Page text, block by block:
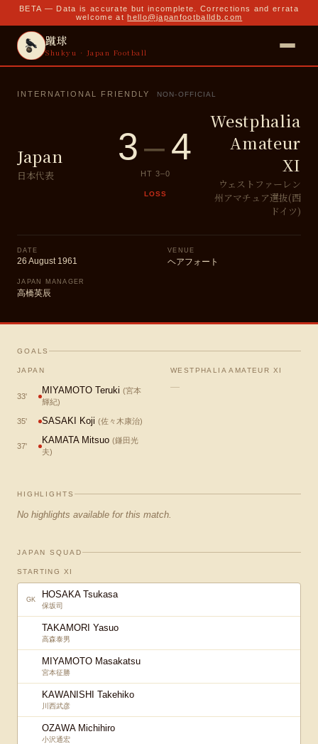
BETA — Data is accurate but incomplete. Corrections and errata
welcome at hello@japanfootballdb.com
蹴球
Shukyu · Japan Football
INTERNATIONAL FRIENDLY NON-OFFICIAL
Japan
日本代表
3–4
HT 3–0
LOSS
Westphalia
Amateur
XI
ウェストファーレン
州アマチュア選抜(西
ドイツ)
DATE
26 August 1961
VENUE
ヘアフォート
JAPAN MANAGER
高橋英辰
GOALS
JAPAN
33'
MIYAMOTO Teruki (宮本
輝紀)
35' SASAKI Koji (佐々木康治)
37'
KAMATA Mitsuo (鎌田光
夫)
WESTPHALIA AMATEUR XI
—
HIGHLIGHTS
No highlights available for this match.
JAPAN SQUAD
STARTING XI
GK HOSAKA Tsukasa
保坂司
TAKAMORI Yasuo
高森泰男
MIYAMOTO Masakatsu
宮本征勝
KAWANISHI Takehiko
川西武彦
OZAWA Michihiro
小沢通宏